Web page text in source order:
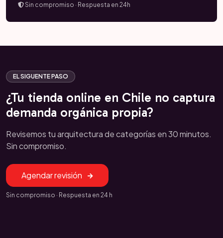
Sin compromiso · Respuesta en 24h
EL SIGUENTE PASO
¿Tu tienda online en Chile no captura
demanda orgánica propia?
Revisemos tu arquitectura de categorías en 30 minutos.
Sin compromiso.
Agendar revisión
Sin compromiso · Respuesta en 24 h